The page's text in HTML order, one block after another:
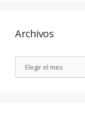
Archivos